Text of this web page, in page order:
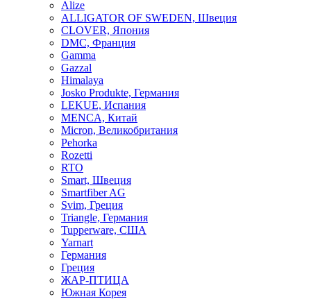
Alize
ALLIGATOR OF SWEDEN, Швеция
CLOVER, Япония
DMC, Франция
Gamma
Gazzal
Himalaya
Josko Produkte, Германия
LEKUE, Испания
MENCA, Китай
Micron, Великобритания
Pehorka
Rozetti
RTO
Smart, Швеция
Smartfiber AG
Svim, Греция
Triangle, Германия
Tupperware, США
Yarnart
Германия
Греция
ЖАР-ПТИЦА
Южная Корея